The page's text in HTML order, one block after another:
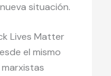
situación.
Lives Matter
el mismo